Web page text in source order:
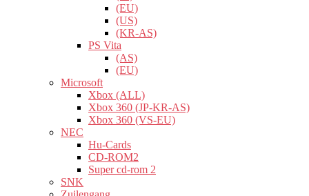
(EU)
(US)
(KR-AS)
PS Vita
(AS)
(EU)
Microsoft
Xbox (ALL)
Xbox 360 (JP-KR-AS)
Xbox 360 (VS-EU)
NEC
Hu-Cards
CD-ROM2
Super cd-rom 2
SNK